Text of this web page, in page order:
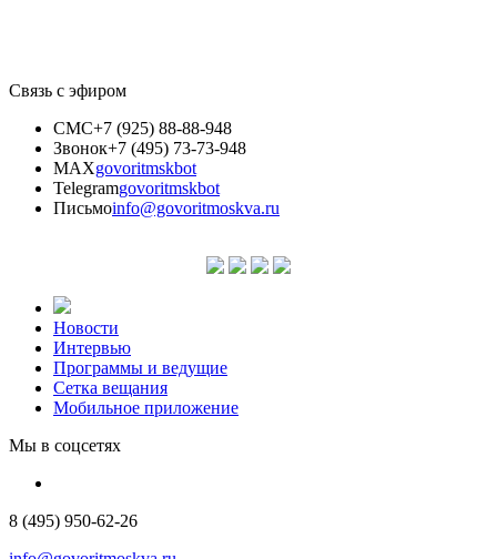
Связь с эфиром
СМС+7 (925) 88-88-948
Звонок+7 (495) 73-73-948
MAXgovoritmskbot
Telegramgovoritmskbot
Письмоinfo@govoritmoskva.ru
Новости
Интервью
Программы и ведущие
Сетка вещания
Мобильное приложение
Мы в соцсетях
8 (495) 950-62-26